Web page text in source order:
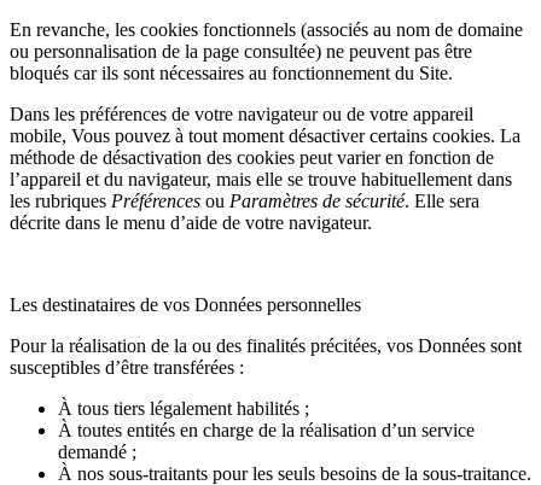
En revanche, les cookies fonctionnels (associés au nom de domaine
ou personnalisation de la page consultée) ne peuvent pas être
bloqués car ils sont nécessaires au fonctionnement du Site.
Dans les préférences de votre navigateur ou de votre appareil
mobile, Vous pouvez à tout moment désactiver certains cookies. La
méthode de désactivation des cookies peut varier en fonction de
l’appareil et du navigateur, mais elle se trouve habituellement dans
les rubriques Préférences ou Paramètres de sécurité. Elle sera
décrite dans le menu d’aide de votre navigateur.
Les destinataires de vos Données personnelles
Pour la réalisation de la ou des finalités précitées, vos Données sont
susceptibles d’être transférées :
À tous tiers légalement habilités ;
À toutes entités en charge de la réalisation d’un service
demandé ;
À nos sous-traitants pour les seuls besoins de la sous-traitance.